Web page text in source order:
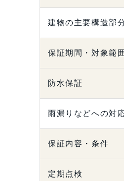
建物の主要構造部
保証期間・対象範囲
防水保証
雨漏りなどへの対
保証内容・条件
定期点検